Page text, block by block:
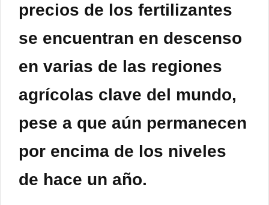
precios de los fertilizantes
se encuentran en descenso
en varias de las regiones
agrícolas clave del mundo,
pese a que aún permanecen
por encima de los niveles
de hace un año.